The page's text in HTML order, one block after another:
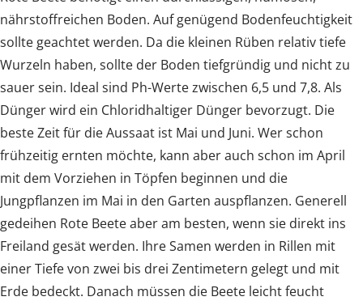
nährstoffreichen Boden. Auf genügend Bodenfeuchtigkeit
sollte geachtet werden. Da die kleinen Rüben relativ tiefe
Wurzeln haben, sollte der Boden tiefgründig und nicht zu
sauer sein. Ideal sind Ph-Werte zwischen 6,5 und 7,8. Als
Dünger wird ein Chloridhaltiger Dünger bevorzugt. Die
beste Zeit für die Aussaat ist Mai und Juni. Wer schon
frühzeitig ernten möchte, kann aber auch schon im April
mit dem Vorziehen in Töpfen beginnen und die
Jungpflanzen im Mai in den Garten auspflanzen. Generell
gedeihen Rote Beete aber am besten, wenn sie direkt ins
Freiland gesät werden. Ihre Samen werden in Rillen mit
einer Tiefe von zwei bis drei Zentimetern gelegt und mit
Erde bedeckt. Danach müssen die Beete leicht feucht